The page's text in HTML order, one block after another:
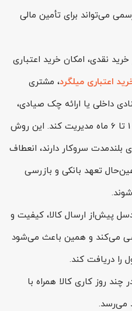
می‌تواند برای تأمین مالی
خرید نقدی، امکان خرید اعتباری
اعتباری میلگرد، مشتری
داخلی یا ارائه چک صیادی،
پرداخت خود را طی بازه‌ای بین 1 تا 6 ماه مدیریت کند. این روش
بلندمدت سروکار دارند، انعطاف
تعهد بانکی و بازرسی
پیش‌از ارسال کالا، کیفیت و
می‌کند و همین باعث می‌شود
را دریافت کند.
چند روز کاری کالا همراه با
می‌رسد.